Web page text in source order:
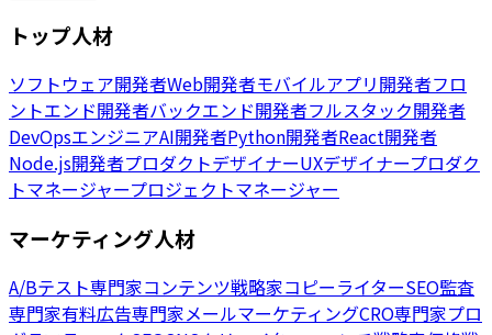
トップ人材
ソフトウェア開発者Web開発者モバイルアプリ開発者フロ
ントエンド開発者バックエンド開発者フルスタック開発者
DevOpsエンジニアAI開発者Python開発者React開発者
Node.js開発者プロダクトデザイナーUXデザイナープロダク
トマネージャープロジェクトマネージャー
マーケティング人材
A/Bテスト専門家コンテンツ戦略家コピーライターSEO監査
専門家有料広告専門家メールマーケティングCRO専門家プロ